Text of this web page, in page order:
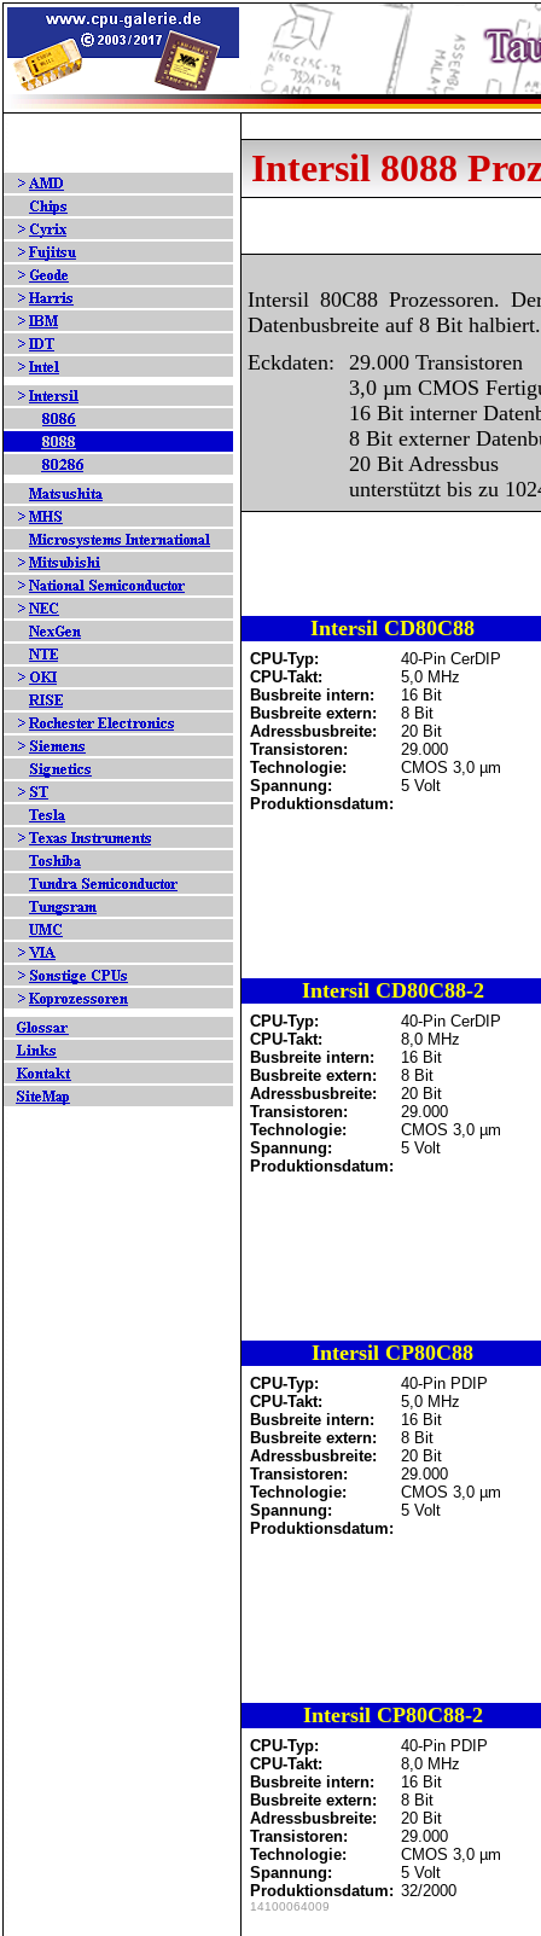
Intersil 8088
Intersil 80C88 Prozessoren.
Datenbusbreite auf 8 Bit halbiert.
Eckdaten:
29.000 Transistoren
3,0 µm CMOS
16 Bit interner
8 Bit externer
20 Bit Adressbus
unterstützt bis zu
Intersil CD80C88
CPU-Typ:
CPU-Takt:
Busbreite intern:
Busbreite extern:
Adressbusbreite:
Transistoren:
Technologie:
Spannung:
Produktionsdatum:
40-Pin CerDIP
5,0 MHz
16 Bit
8 Bit
20 Bit
29.000
CMOS 3,0 µm
5 Volt
Intersil CD80C88-2
CPU-Typ:
CPU-Takt:
Busbreite intern:
Busbreite extern:
Adressbusbreite:
Transistoren:
Technologie:
Spannung:
Produktionsdatum:
40-Pin CerDIP
8,0 MHz
16 Bit
8 Bit
20 Bit
29.000
CMOS 3,0 µm
5 Volt
Intersil CP80C88
CPU-Typ:
CPU-Takt:
Busbreite intern:
Busbreite extern:
Adressbusbreite:
Transistoren:
Technologie:
Spannung:
Produktionsdatum:
40-Pin PDIP
5,0 MHz
16 Bit
8 Bit
20 Bit
29.000
CMOS 3,0 µm
5 Volt
Intersil CP80C88-2
CPU-Typ:
CPU-Takt:
Busbreite intern:
Busbreite extern:
Adressbusbreite:
Transistoren:
Technologie:
Spannung:
Produktionsdatum:
40-Pin PDIP
8,0 MHz
16 Bit
8 Bit
20 Bit
29.000
CMOS 3,0 µm
5 Volt
32/2000
14100064009